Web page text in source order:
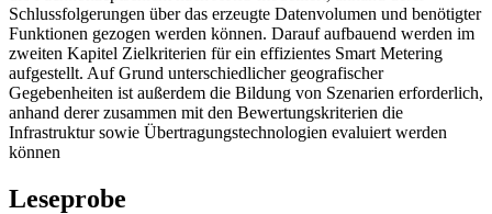
Schlussfolgerungen über das erzeugte Datenvolumen und benötigter
Funktionen gezogen werden können. Darauf aufbauend werden im
zweiten Kapitel Zielkriterien für ein effizientes Smart Metering
aufgestellt. Auf Grund unterschiedlicher geografischer
Gegebenheiten ist außerdem die Bildung von Szenarien erforderlich,
anhand derer zusammen mit den Bewertungskriterien die
Infrastruktur sowie Übertragungstechnologien evaluiert werden
können
Leseprobe